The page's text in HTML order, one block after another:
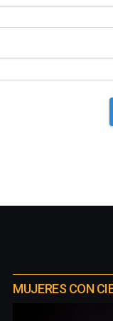
MUJERES CON